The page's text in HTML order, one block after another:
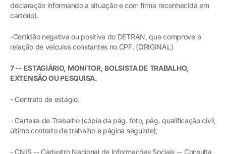
declaração informando a situação e com firma reconhecida em
cartório).
-Certidão negativa ou positiva do DETRAN, que comprove a
relação de veículos constantes no CPF. (ORIGINAL)
7 -- ESTAGIÁRIO, MONITOR, BOLSISTA DE TRABALHO,
EXTENSÃO OU PESQUISA.
- Contrato de estágio.
- Carteira de Trabalho (cópia da pág. foto, pág. qualificação civil,
último contrato de trabalho e página seguinte);
- CNIS -- Cadastro Nacional de Informações Sociais -- Consulta